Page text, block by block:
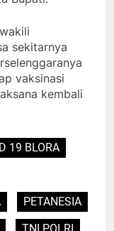
sekitarnya
vaksinasi
kembali
19 BLORA
PETANESIA